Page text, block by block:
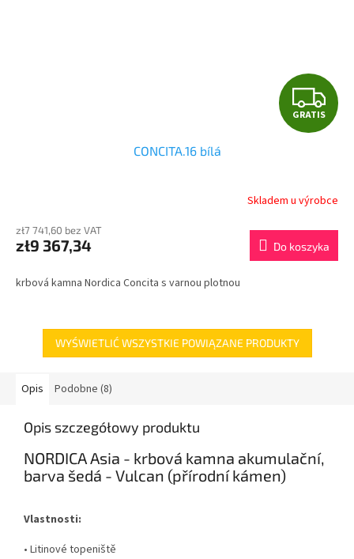
G
R
T
I
S
GRATIS
CONCITA.16 bílá
Skladem u výrobce
zł7 741,60 bez VAT
zł9 367,34 Do koszyka
krbová kamna Nordica Concita s varnou plotnou
WYŚWIETLIĆ WSZYSTKIE POWIĄZANE PRODUKTY
Opis Podobne (8)
Opis szczegółowy produktu
NORDICA Asia - krbová kamna akumulační,
barva šedá - Vulcan (přírodní kámen)
Vlastnosti:
• Litinové topeniště